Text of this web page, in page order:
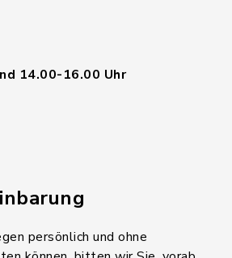
14.00-16.00 Uhr
persönlich und ohne